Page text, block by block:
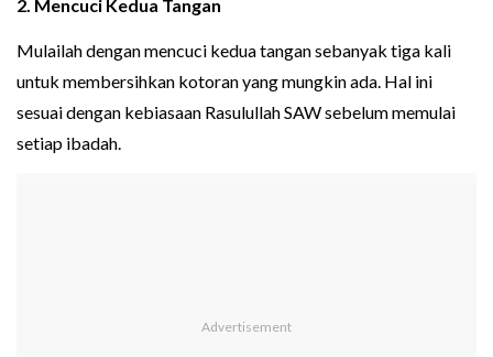
2. Mencuci Kedua Tangan
Mulailah dengan mencuci kedua tangan sebanyak tiga kali
untuk membersihkan kotoran yang mungkin ada. Hal ini
sesuai dengan kebiasaan Rasulullah SAW sebelum memulai
setiap ibadah.